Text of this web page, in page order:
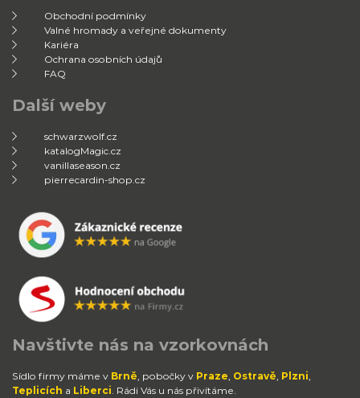
Obchodní podmínky
Valné hromady a veřejné dokumenty
Kariéra
Ochrana osobních údajů
FAQ
Další weby
schwarzwolf.cz
katalogMagic.cz
vanillaseason.cz
pierrecardin-shop.cz
Navštivte nás na vzorkovnách
Sídlo firmy máme v Brně , pobočky v Praze Ostravě Plzni
Teplicích a Liberci . Rádi Vás u nás přivítáme.